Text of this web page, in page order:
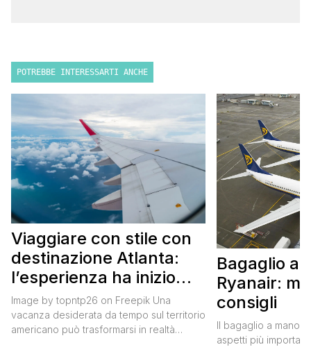
POTREBBE INTERESSARTI ANCHE
Viaggiare con stile con
destinazione Atlanta:
l’esperienza ha inizio
con un volo Air France
Image by topntp26 on Freepik Una
vacanza desiderata da tempo sul territorio
americano può trasformarsi in realtà
Bagaglio a
Ryanair:
consigli
Il bagaglio a mano
aspetti più